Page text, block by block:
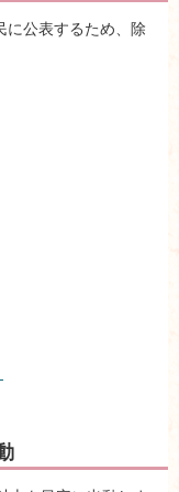
に公表するため、除